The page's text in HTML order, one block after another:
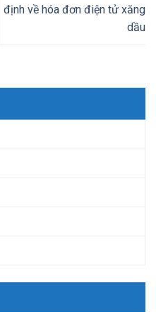
định về hóa đơn điện tử xăng
dầu